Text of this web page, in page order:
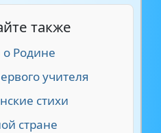
также
о Родине
учителя
стихи
стране